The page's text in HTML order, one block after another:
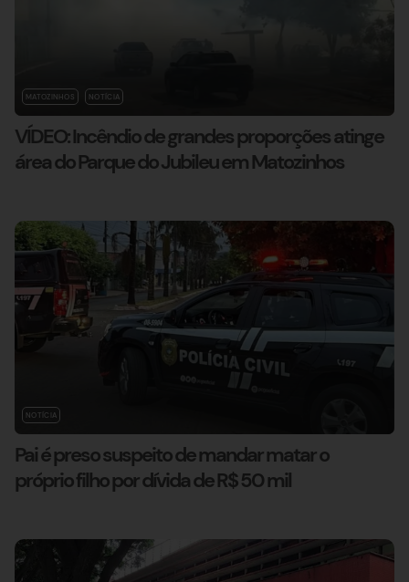
MATOZINHOS NOTÍCIA
VÍDEO: Incêndio de grandes proporções atinge
área do Parque do Jubileu em Matozinhos
NOTÍCIA
Pai é preso suspeito de mandar matar o
próprio filho por dívida de R$ 50 mil